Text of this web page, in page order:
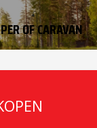
OF CARAVAN
HOGE PRIJS